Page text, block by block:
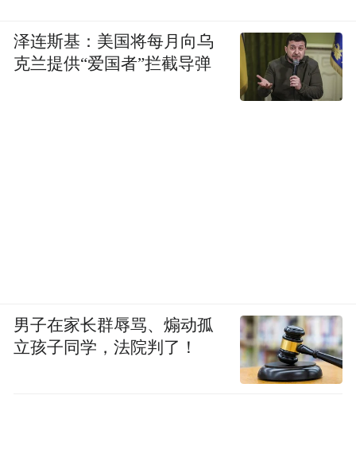
泽连斯基：美国将每月向乌
克兰提供“爱国者”拦截导弹
男子在家长群辱骂、煽动孤
立孩子同学，法院判了！